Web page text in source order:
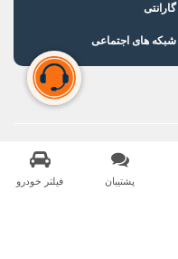
پشتیبان فیلتر خودرو
گارانتی
شبکه های اجتماعی